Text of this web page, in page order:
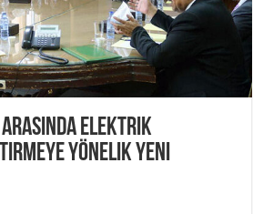
Elektrik
Yönelik Yeni